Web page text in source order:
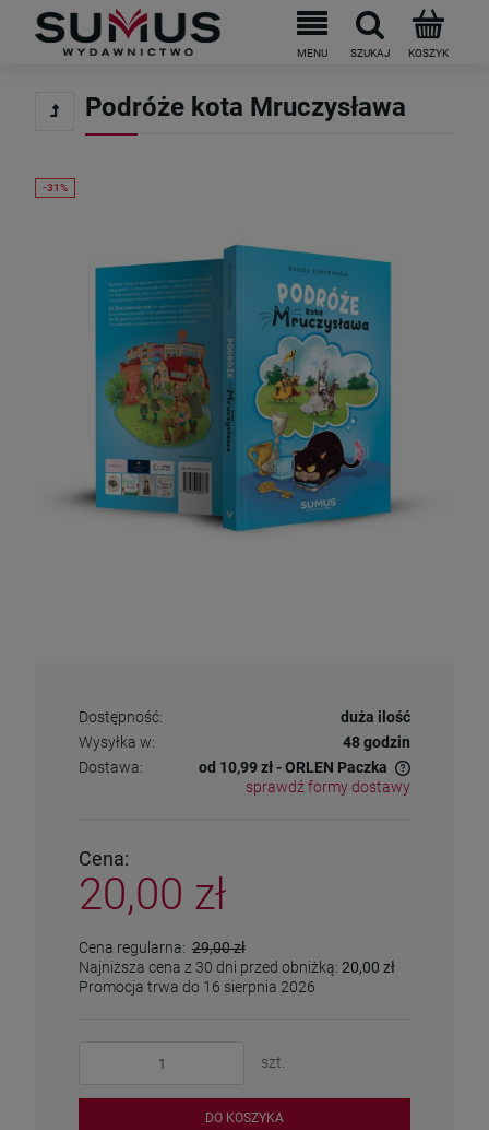
Do darmowej dostawy brakuje 199PLN
Podróże kota Mruczysława
Dostępność:
duża ilość
Wysyłka w:
48 godzin
Dostawa:
od 10,99 zł- ORLEN Paczka
Cena nie zawiera ewentualnych kosztów płatności
sprawdź formy dostawy
Cena:
20,00 zł
Cena regularna: 29,00 zł
Najniższa cena z 30 dni przed obniżką: 20,00 zł
Promocja trwa do 16 sierpnia 2026
szt.
DO KOSZYKA